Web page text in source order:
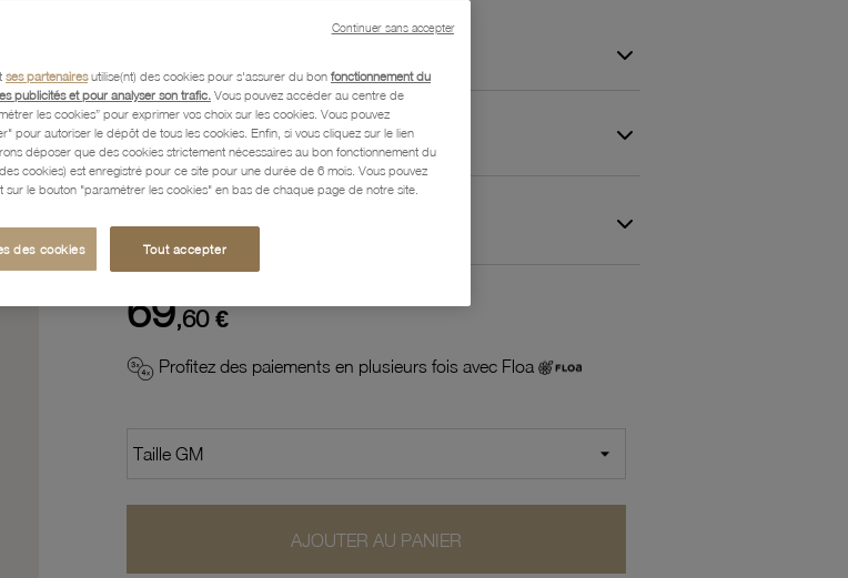
Caractéristiques détaillées
Paiement, Livraison, Retours et Garantie
69,60 €
Profitez des paiements en plusieurs fois avec Floa
AJOUTER AU PANIER
ses partenairesutilise(nt) des cookies pour s'assurer du bon fonctionnement du
publicités et pour analyser son trafic. Vous pouvez accéder au centre de
les cookies” pour exprimer vos choix sur les cookies. Vous pouvez
pour autoriser le dépôt de tous les cookies. Enfin, si vous cliquez sur le lien
déposer que des cookies strictement nécessaires au bon fonctionnement du
cookies) est enregistré pour ce site pour une durée de 6 mois. Vous pouvez
le bouton "paramétrer les cookies" en bas de chaque page de notre site.
des cookies Tout accepter
Continuer sans accepter